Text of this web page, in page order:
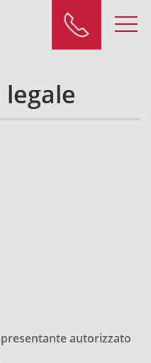
autorizzato